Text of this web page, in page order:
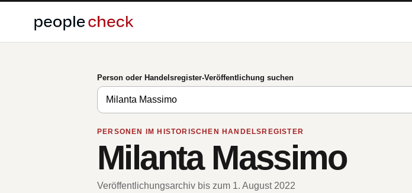
Person oder Handelsregister-Veröffentlichung suchen
PERSONEN IM HISTORISCHEN HANDELSREGISTER
Milanta Massimo
Veröffentlichungsarchiv bis zum 1. August 2022